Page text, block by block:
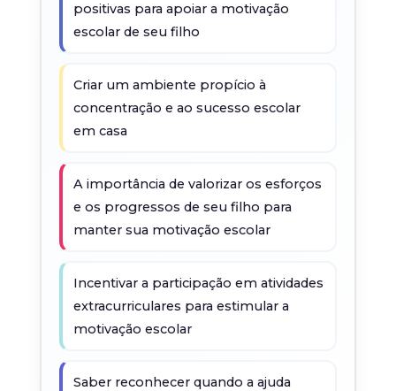
positivas para apoiar a motivação
escolar de seu filho
Criar um ambiente propício à
concentração e ao sucesso escolar
em casa
A importância de valorizar os esforços
e os progressos de seu filho para
manter sua motivação escolar
Incentivar a participação em atividades
extracurriculares para estimular a
motivação escolar
Saber reconhecer quando a ajuda